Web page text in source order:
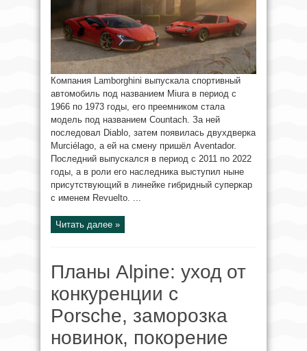
Компания Lamborghini выпускала спортивный
автомобиль под названием Miura в период с
1966 по 1973 годы, его преемником стала
модель под названием Countach. За ней
последовал Diablo, затем появилась двухдверка
Murciélago, а ей на смену пришёл Aventador.
Последний выпускался в период с 2011 по 2022
годы, а в роли его наследника выступил ныне
присутствующий в линейке гибридный суперкар
с именем Revuelto. ...
Читать далее »
Планы Alpine: уход от
конкуренции с
Porsche, заморозка
новинок, покорение